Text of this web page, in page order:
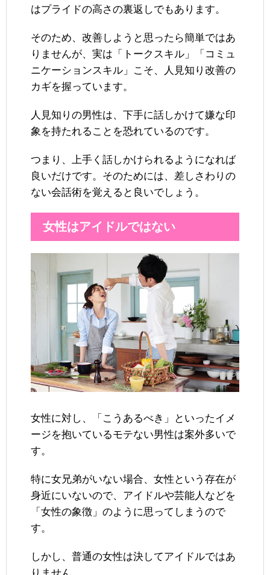
はプライドの高さの裏返しでもあります。
そのため、改善しようと思ったら簡単ではあ
りませんが、実は「トークスキル」「コミュ
ニケーションスキル」こそ、人見知り改善の
カギを握っています。
人見知りの男性は、下手に話しかけて嫌な印
象を持たれることを恐れているのです。
つまり、上手く話しかけられるようになれば
良いだけです。そのためには、差しさわりの
ない会話術を覚えると良いでしょう。
女性はアイドルではない
女性に対し、「こうあるべき」といったイメ
ージを抱いているモテない男性は案外多いで
す。
特に女兄弟がいない場合、女性という存在が
身近にいないので、アイドルや芸能人などを
「女性の象徴」のように思ってしまうので
す。
しかし、普通の女性は決してアイドルではあ